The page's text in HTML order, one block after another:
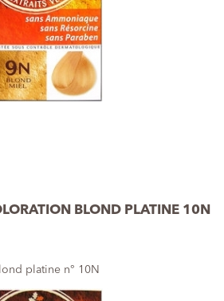
BLOND PLATINE 10N
platine n° 10N